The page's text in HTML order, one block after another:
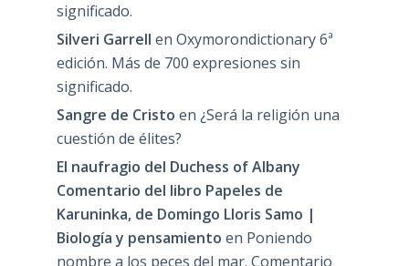
significado.
Silveri Garrell en Oxymorondictionary 6ª
edición. Más de 700 expresiones sin
significado.
Sangre de Cristo en ¿Será la religión una
cuestión de élites?
El naufragio del Duchess of Albany
Comentario del libro Papeles de
Karuninka, de Domingo Lloris Samo |
Biología y pensamiento en Poniendo
nombre a los peces del mar. Comentario